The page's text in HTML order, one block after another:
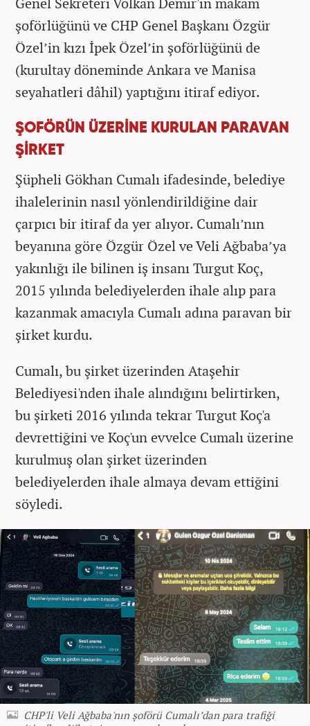
şoförlüğünü ve CHP Genel Başkanı Özgür
Özel’in kızı İpek Özel’in şoförlüğünü de
(kurultay döneminde Ankara ve Manisa
seyahatleri dâhil) yaptığını itiraf ediyor.
ŞOFÖRÜN ÜZERİNE KURULAN PARAVAN
ŞİRKET
Şüpheli Gökhan Cumalı ifadesinde, belediye
ihalelerinin nasıl yönlendirildiğine dair
çarpıcı bir itiraf da yer alıyor. Cumalı’nın
beyanına göre Özgür Özel ve Veli Ağbaba’ya
yakınlığı ile bilinen iş insanı Turgut Koç,
2015 yılında belediyelerden ihale alıp para
kazanmak amacıyla Cumalı adına paravan bir
şirket kurdu.
Cumalı, bu şirket üzerinden Ataşehir
Belediyesi'nden ihale alındığını belirtirken,
bu şirketi 2016 yılında tekrar Turgut Koç'a
devrettiğini ve Koç'un evvelce Cumalı üzerine
kurulmuş olan şirket üzerinden
belediyelerden ihale almaya devam ettiğini
söyledi.
CHP'li Veli Ağbaba'nın şoförü Cumalı’dan para trafiği